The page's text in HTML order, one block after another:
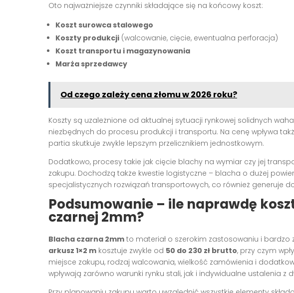
Oto najważniejsze czynniki składające się na końcowy koszt:
Koszt surowca stalowego
Koszty produkcji (walcowanie, cięcie, ewentualna perforacja)
Koszt transportu i magazynowania
Marża sprzedawcy
Od czego zależy cena złomu w 2026 roku?
Koszty są uzależnione od aktualnej sytuacji rynkowej solidnych
niezbędnych do procesu produkcji i transportu. Na cenę wpływa
partia skutkuje zwykle lepszym przelicznikiem jednostkowym.
Dodatkowo, procesy takie jak cięcie blachy na wymiar czy jej
zakupu. Dochodzą także kwestie logistyczne – blacha o dużej
specjalistycznych rozwiązań transportowych, co również generuje
Podsumowanie – ile naprawdę
czarnej 2mm?
Blacha czarna 2mm to materiał o szerokim zastosowaniu i
arkusz 1×2 m kosztuje zwykle od 50 do 230 zł brutto, przy czym
miejsce zakupu, rodzaj walcowania, wielkość zamówienia i
wpływają zarówno warunki rynku stali, jak i indywidualne ustalenia z